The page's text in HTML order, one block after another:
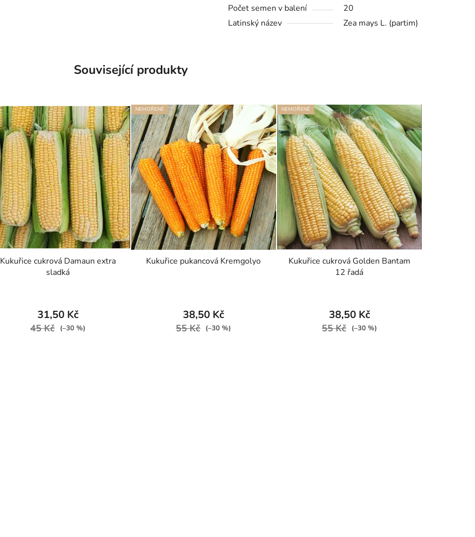
Počet semen v balení
20
Latinský název
Zea mays L. (partim)
Související produkty
Kukuřice cukrová Damaun extra
sladká
31,50 Kč
45 Kč (–30 %)
NEMOŘENÉ
Kukuřice pukancová Kremgolyo
38,50 Kč
55 Kč (–30 %)
NEMOŘENÉ
Kukuřice cukrová Golden Bantam
12 řadá
38,50 Kč
55 Kč (–30 %)